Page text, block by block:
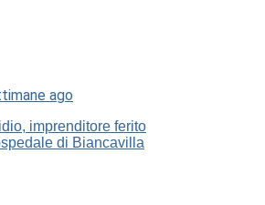
ago
imprenditore ferito
di Biancavilla